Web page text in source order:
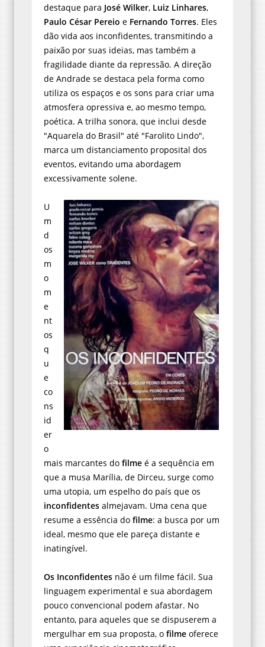
destaque para José Wilker, Luiz Linhares,
Paulo César Pereio e Fernando Torres. Eles
dão vida aos inconfidentes, transmitindo a
paixão por suas ideias, mas também a
fragilidade diante da repressão. A direção
de Andrade se destaca pela forma como
utiliza os espaços e os sons para criar uma
atmosfera opressiva e, ao mesmo tempo,
poética. A trilha sonora, que inclui desde
"Aquarela do Brasil" até "Farolito Lindo",
marca um distanciamento proposital dos
eventos, evitando uma abordagem
excessivamente solene.
U
m
d
os
m
o
m
e
nt
os
q
u
e
co
ns
id
er
o
mais marcantes do filme é a sequência em
que a musa Marília, de Dirceu, surge como
uma utopia, um espelho do país que os
inconfidentes almejavam. Uma cena que
resume a essência do filme: a busca por um
ideal, mesmo que ele pareça distante e
inatingível.
Os Inconfidentes não é um filme fácil. Sua
linguagem experimental e sua abordagem
pouco convencional podem afastar. No
entanto, para aqueles que se dispuserem a
mergulhar em sua proposta, o filme oferece